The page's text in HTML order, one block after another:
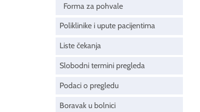
Forma za pohvale
Poliklinike i upute pacijentima
Liste čekanja
Slobodni termini pregleda
Podaci o pregledu
Boravak u bolnici